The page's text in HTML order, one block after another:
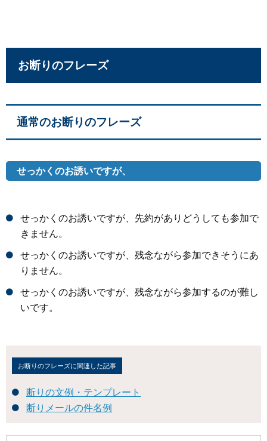
お断りのフレーズ
通常のお断りのフレーズ
せっかくのお誘いですが、
せっかくのお誘いですが、先約がありどうしても参加で
きません。
せっかくのお誘いですが、残念ながら参加できそうにあ
りません。
せっかくのお誘いですが、残念ながら参加するのが難し
いです。
お断りのフレーズに関連した記事
断りの文例・テンプレート
断りメールの件名例